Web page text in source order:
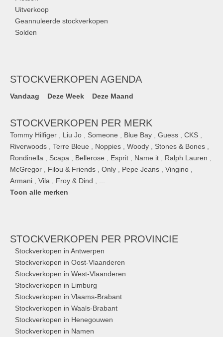
Uitverkoop
Geannuleerde stockverkopen
Solden
STOCKVERKOPEN AGENDA
Vandaag Deze Week Deze Maand
STOCKVERKOPEN PER MERK
Tommy Hilfiger Liu Jo Someone Blue Bay Guess CKS
Riverwoods
Terre Bleue Noppies Woody Stones & Bones
Rondinella
Scapa Bellerose Esprit Name it Ralph Lauren
McGregor
Filou & Friends Only Pepe Jeans Vingino
Armani
Vila Froy & Dind
Toon alle merken
STOCKVERKOPEN PER PROVINCIE
Stockverkopen in Antwerpen
Stockverkopen in Oost-Vlaanderen
Stockverkopen in West-Vlaanderen
Stockverkopen in Limburg
Stockverkopen in Vlaams-Brabant
Stockverkopen in Waals-Brabant
Stockverkopen in Henegouwen
Stockverkopen in Namen